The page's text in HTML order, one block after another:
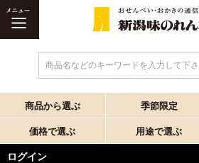
商品名などのキーワードを入力して下
商品から選ぶ 季節限定
価格で選ぶ 用途で選ぶ
ログイン